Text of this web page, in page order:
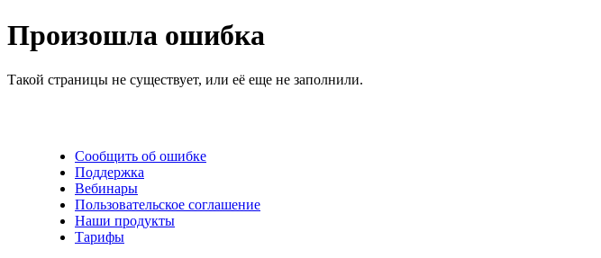
Произошла ошибка
Такой страницы не существует, или её еще не заполнили.
Сообщить об ошибке
Поддержка
Вебинары
Пользовательское соглашение
Наши продукты
Тарифы